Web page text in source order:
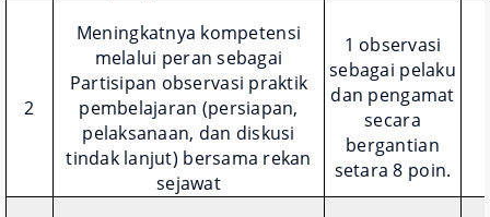
2
Meningkatnya kompetensi
melalui peran sebagai
Partisipan observasi praktik
pembelajaran (persiapan,
pelaksanaan, dan diskusi
tindak lanjut) bersama rekan
sejawat
1 observasi
sebagai pelaku
dan pengamat
secara
bergantian
setara 8 poin.